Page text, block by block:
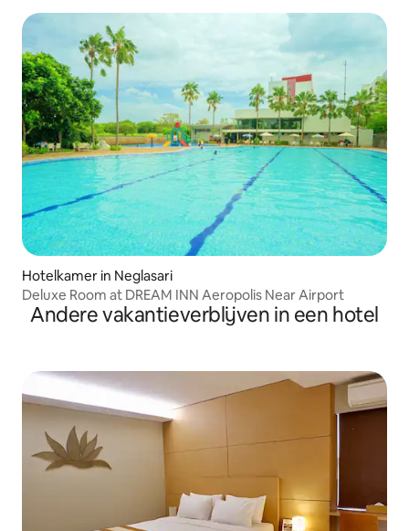
Hotelkamer in Neglasari
Deluxe Room at DREAM INN Aeropolis Near Airport
Andere vakantieverblijven in een hotel